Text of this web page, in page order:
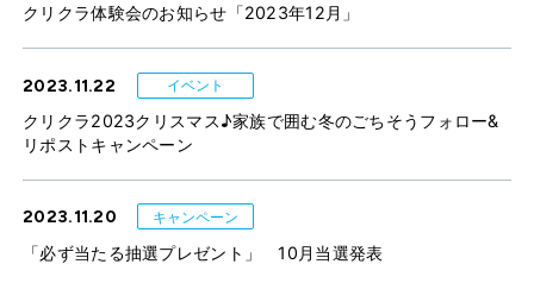
クリクラ体験会のお知らせ「2023年12月」
2023.11.22 イベント
クリクラ2023クリスマス♪家族で囲む冬のごちそうフォロー&
リポストキャンペーン
2023.11.20 キャンペーン
「必ず当たる抽選プレゼント」 10月当選発表